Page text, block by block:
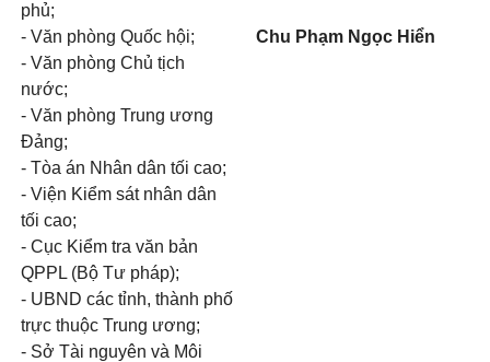
phủ;
- Văn phòng Quốc hội;
- Văn phòng Chủ tịch
nước;
- Văn phòng Trung ương
Đảng;
- Tòa án Nhân dân tối cao;
- Viện Kiểm sát nhân dân
tối cao;
- Cục Kiểm tra văn bản
QPPL (Bộ Tư pháp);
- UBND các tỉnh, thành phố
trực thuộc Trung ương;
- Sở Tài nguyên và Môi
Chu Phạm Ngọc Hiển